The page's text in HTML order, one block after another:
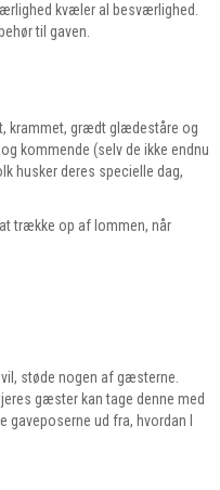
kvæler al besværlighed.
til gaven.
krammet, grædt glædeståre og
kommende (selv de ikke endnu
husker deres specielle dag,
trække op af lommen, når
støde nogen af gæsterne.
gæster kan tage denne med
ud fra, hvordan I